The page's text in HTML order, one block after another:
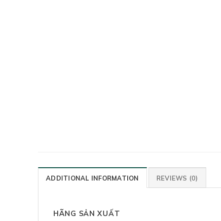
ADDITIONAL INFORMATION REVIEWS (0)
HÃNG SẢN XUẤT